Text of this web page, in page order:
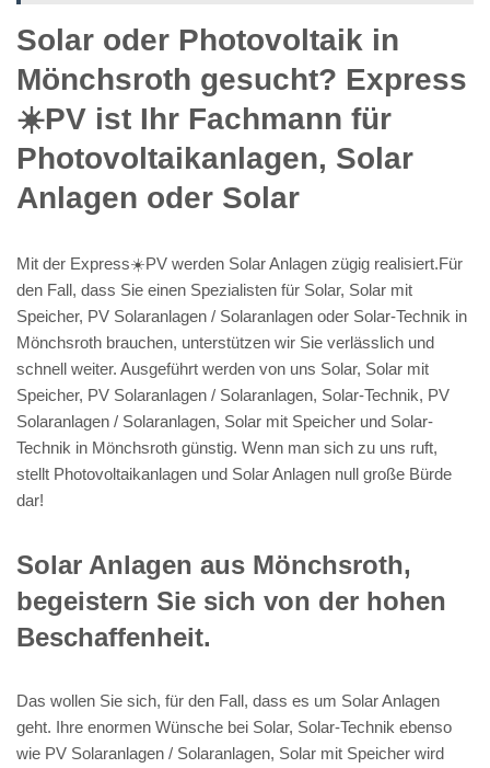
Solar oder Photovoltaik in
Mönchsroth gesucht? Express
☀️PV️ ist Ihr Fachmann für
Photovoltaikanlagen, Solar
Anlagen oder Solar
Mit der Express☀️PV️ werden Solar Anlagen zügig realisiert.Für
den Fall, dass Sie einen Spezialisten für Solar, Solar mit
Speicher, PV Solaranlagen / Solaranlagen oder Solar-Technik in
Mönchsroth brauchen, unterstützen wir Sie verlässlich und
schnell weiter. Ausgeführt werden von uns Solar, Solar mit
Speicher, PV Solaranlagen / Solaranlagen, Solar-Technik, PV
Solaranlagen / Solaranlagen, Solar mit Speicher und Solar-
Technik in Mönchsroth günstig. Wenn man sich zu uns ruft,
stellt Photovoltaikanlagen und Solar Anlagen null große Bürde
dar!
Solar Anlagen aus Mönchsroth,
begeistern Sie sich von der hohen
Beschaffenheit.
Das wollen Sie sich, für den Fall, dass es um Solar Anlagen
geht. Ihre enormen Wünsche bei Solar, Solar-Technik ebenso
wie PV Solaranlagen / Solaranlagen, Solar mit Speicher wird